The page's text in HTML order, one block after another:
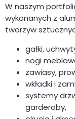
W naszym
wykonanych z
tworzyw
gałki,
nogi
zawiasy,
wkładki i
systemy
garderoby,